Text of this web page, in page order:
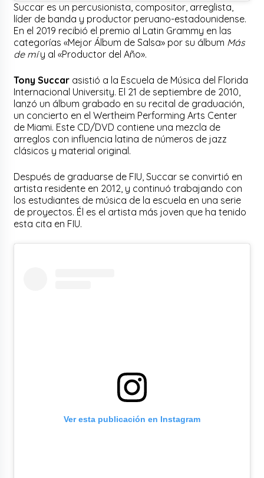
Succar es un percusionista, compositor, arreglista,
líder de banda y productor peruano-estadounidense.
En el 2019 recibió el premio al Latin Grammy en las
categorías «Mejor Álbum de Salsa» por su álbum Más
de míy al «Productor del Año».
Tony Succar asistió a la Escuela de Música del Florida
Internacional University. El 21 de septiembre de 2010,
lanzó un álbum grabado en su recital de graduación,
un concierto en el Wertheim Performing Arts Center
de Miami. Este CD/DVD contiene una mezcla de
arreglos con influencia latina de números de jazz
clásicos y material original.
Después de graduarse de FIU, Succar se convirtió en
artista residente en 2012, y continuó trabajando con
los estudiantes de música de la escuela en una serie
de proyectos. Él es el artista más joven que ha tenido
esta cita en FIU.
Ver esta publicación en Instagram